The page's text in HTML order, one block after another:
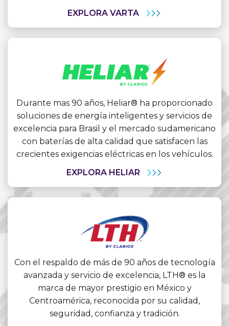
EXPLORA VARTA
Durante mas 90 años, Heliar® ha proporcionado
soluciones de energía inteligentes y servicios de
excelencia para Brasil y el mercado sudamericano
con baterías de alta calidad que satisfacen las
crecientes exigencias eléctricas en los vehículos.
EXPLORA HELIAR
Con el respaldo de más de 90 años de tecnología
avanzada y servicio de excelencia, LTH® es la
marca de mayor prestigio en México y
Centroamérica, reconocida por su calidad,
seguridad, confianza y tradición.